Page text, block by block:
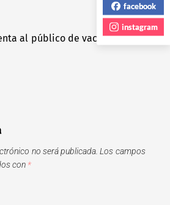
al público de vacuna Pfizer
no será publicada. Los campos
con *
facebook
instagram